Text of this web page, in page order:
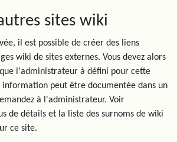
sites wiki
il est possible de créer des liens
wiki de sites externes. Vous devez alors
l'administrateur à défini pour cette
peut être documentée dans un
à l'administrateur. Voir
de détails et la liste des surnoms de wiki
ce site.